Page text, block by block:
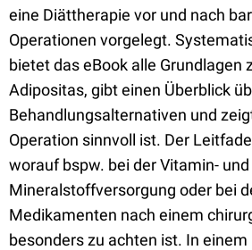
eine Diättherapie vor und nach
Operationen vorgelegt.
bietet das eBook alle Grundlagen
Adipositas, gibt einen Überblick
Behandlungsalternativen und
Operation sinnvoll ist. Der
worauf bspw. bei der Vitamin- und
Mineralstoffversorgung oder bei
Medikamenten nach einem
besonders zu achten ist. In